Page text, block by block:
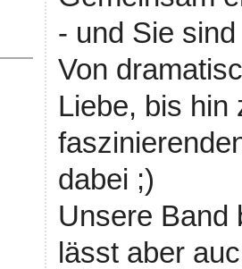
- und Sie
Von
Liebe, bis hin
dabei ;)
Unsere Band
lässt aber